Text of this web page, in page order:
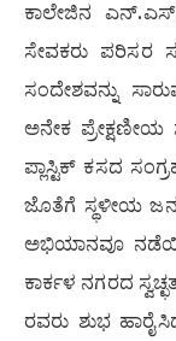
ಕಾಲೇಜಿನ
ಸೇವಕರು ಪರಿಸರ
ಸಂದೇಶವನ್ನು
ಅನೇಕ ಪ್ರೇಕ್ಷಣೀಯ
ಪ್ಲಾಸ್ಟಿಕ್ ಕಸದ
ಜೊತೆಗೆ ಸ್ಥಳೀಯ
ಅಭಿಯಾನವೂ
ಕಾರ್ಕಳ ನಗರದ
ರವರು ಶುಭ